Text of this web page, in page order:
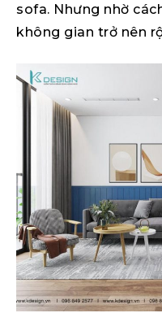
sofa. Nhưng nhờ
không gian trở nên